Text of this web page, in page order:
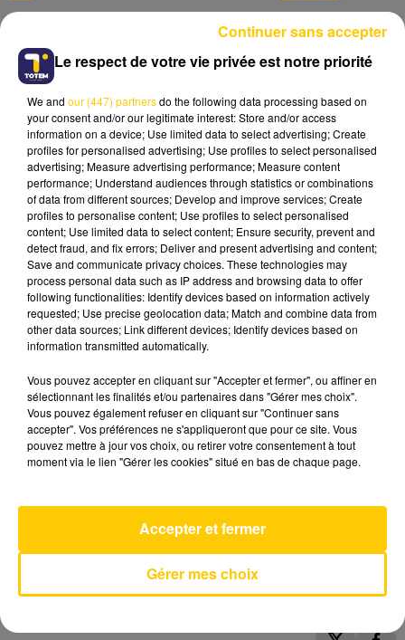
Lecture (3 min 34 sec)
30 mai 2026 - 3 min 34 sec
TOTEM SPORT DU 30/05/26 À 08H15
L'actualité sportive vue de nos régions. Présenté
par Fabien Taccard-Blanchin.
NOA MOON & MALO
AVEYRON NORD
Le respect de votre vie privée est notre priorité
We and our (447) partnersdo the following data processing based on
your consent and/or our legitimate interest: Store and/or access
information on a device; Use limited data to select advertising; Create
profiles for personalised advertising; Use profiles to select personalised
advertising; Measure advertising performance; Measure content
performance; Understand audiences through statistics or combinations
of data from different sources; Develop and improve services; Create
profiles to personalise content; Use profiles to select personalised
content; Use limited data to select content; Ensure security, prevent and
detect fraud, and fix errors; Deliver and present advertising and content;
Save and communicate privacy choices. These technologies may
process personal data such as IP address and browsing data to offer
following functionalities: Identify devices based on information actively
requested; Use precise geolocation data; Match and combine data from
other data sources; Link different devices; Identify devices based on
information transmitted automatically.
Vous pouvez accepter en cliquant sur "Accepter et fermer", ou affiner en
sélectionnant les finalités et/ou partenaires dans "Gérer mes choix".
Vous pouvez également refuser en cliquant sur "Continuer sans
accepter". Vos préférences ne s'appliqueront que pour ce site. Vous
pouvez mettre à jour vos choix, ou retirer votre consentement à tout
moment via le lien "Gérer les cookies" situé en bas de chaque page.
Gérer mes choix
Accepter et fermer
Continuer sans accepter